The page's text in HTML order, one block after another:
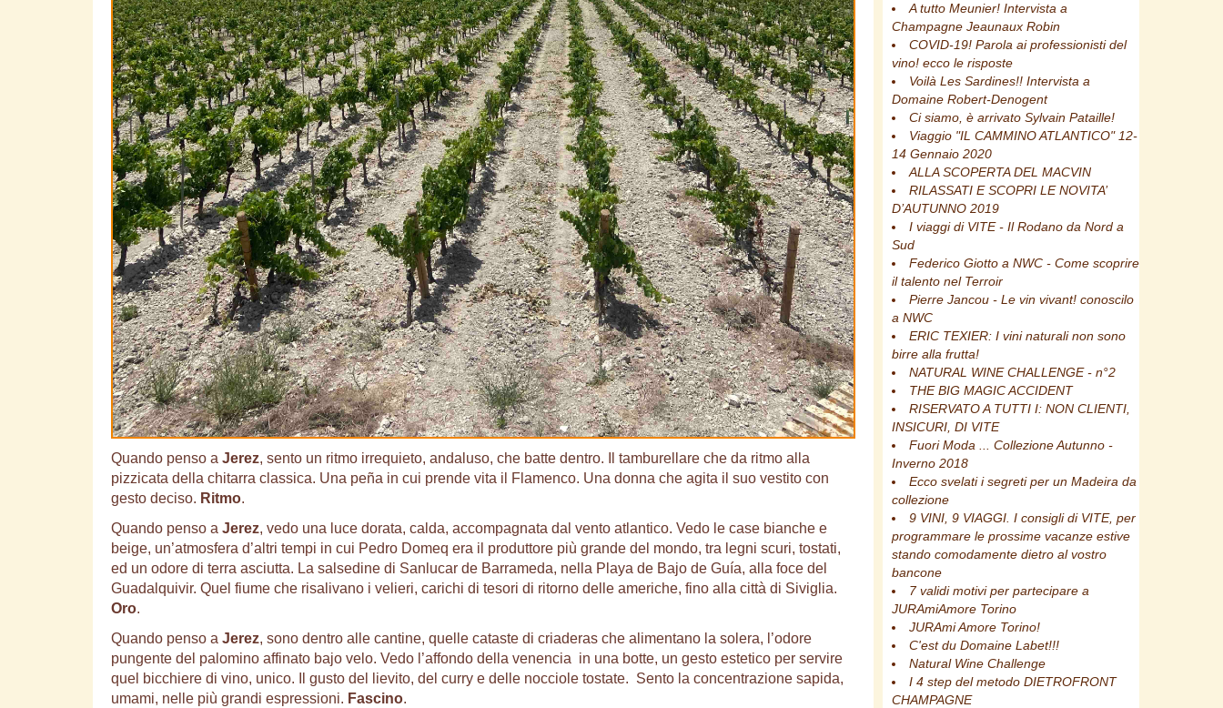
Quando penso a Jerez, sento un ritmo irrequieto, andaluso, che batte dentro. Il tamburellare che da ritmo alla
pizzicata della chitarra classica. Una peña in cui prende vita il Flamenco. Una donna che agita il suo vestito con
gesto deciso. Ritmo.
Quando penso a Jerez, vedo una luce dorata, calda, accompagnata dal vento atlantico. Vedo le case bianche e
beige, un’atmosfera d’altri tempi in cui Pedro Domeq era il produttore più grande del mondo, tra legni scuri, tostati,
ed un odore di terra asciutta. La salsedine di Sanlucar de Barrameda, nella Playa de Bajo de Guía, alla foce del
Guadalquivir. Quel fiume che risalivano i velieri, carichi di tesori di ritorno delle americhe, fino alla città di Siviglia.
Oro.
Quando penso a Jerez, sono dentro alle cantine, quelle cataste di criaderas che alimentano la solera, l’odore
pungente del palomino affinato bajo velo. Vedo l’affondo della venencia in una botte, un gesto estetico per servire
quel bicchiere di vino, unico. Il gusto del lievito, del curry e delle nocciole tostate. Sento la concentrazione sapida,
umami, nelle più grandi espressioni. Fascino.
A tutto Meunier! Intervista a
Champagne Jeaunaux Robin
COVID-19! Parola ai professionisti del
vino! ecco le risposte
Voilà Les Sardines!! Intervista a
Domaine Robert-Denogent
Ci siamo, è arrivato Sylvain Pataille!
Viaggio "IL CAMMINO ATLANTICO" 12-
14 Gennaio 2020
ALLA SCOPERTA DEL MACVIN
RILASSATI E SCOPRI LE NOVITA’
D’AUTUNNO 2019
I viaggi di VITE - Il Rodano da Nord a
Sud
Federico Giotto a NWC - Come scoprire
il talento nel Terroir
Pierre Jancou - Le vin vivant! conoscilo
a NWC
ERIC TEXIER: I vini naturali non sono
birre alla frutta!
NATURAL WINE CHALLENGE - n°2
THE BIG MAGIC ACCIDENT
RISERVATO A TUTTI I: NON CLIENTI,
INSICURI, DI VITE
Fuori Moda ... Collezione Autunno -
Inverno 2018
Ecco svelati i segreti per un Madeira da
collezione
9 VINI, 9 VIAGGI. I consigli di VITE, per
programmare le prossime vacanze estive
stando comodamente dietro al vostro
bancone
7 validi motivi per partecipare a
JURAmiAmore Torino
JURAmi Amore Torino!
C'est du Domaine Labet!!!
Natural Wine Challenge
I 4 step del metodo DIETROFRONT
CHAMPAGNE